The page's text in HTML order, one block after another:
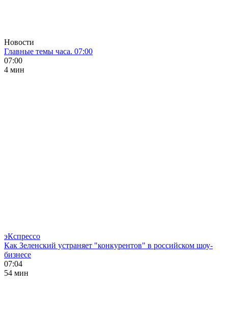
Новости
Главные темы часа. 07:00
07:00
4 мин
эКспрессо
Как Зеленский устраняет "конкурентов" в российском шоу-
бизнесе
07:04
54 мин